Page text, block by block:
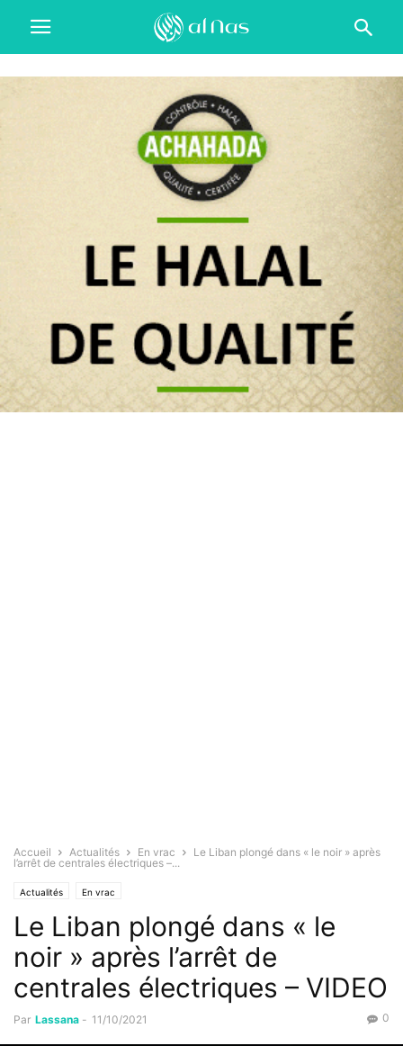
Accueil Actualités En vrac
Le Liban plongé dans « le noir » après
l’arrêt de centrales électriques –...
Actualités En vrac
Le Liban plongé dans « le
noir » après l’arrêt de
centrales électriques – VIDEO
Par Lassana - 11/10/2021 0